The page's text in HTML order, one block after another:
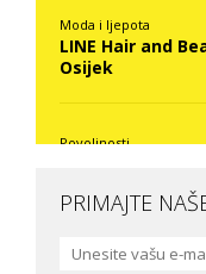
Moda i ljepota
LINE Hair and
Osijek
Povoljnosti
La Medusa SPA
PRIMAJTE